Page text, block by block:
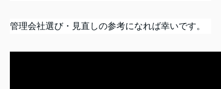
管理会社選び・見直しの参考になれば幸いです。